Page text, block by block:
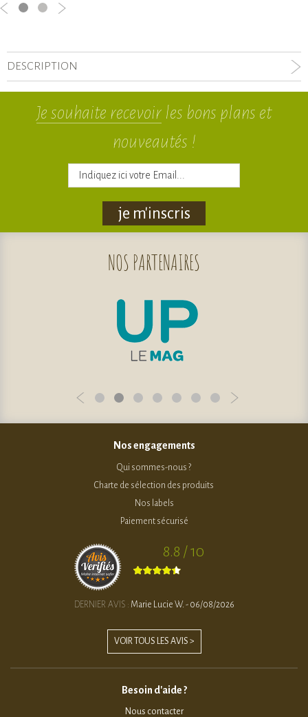
DESCRIPTION
Je souhaite recevoirles bons plans et
nouveautés !
je m'inscris
NOS PARTENAIRES
Nos engagements
Qui sommes-nous ?
Charte de sélection des produits
Nos labels
Paiement sécurisé
8.8 / 10
DERNIER AVIS : Marie Lucie W. - 06/08/2026
VOIR TOUS LES AVIS >
Besoin d'aide ?
Nous contacter